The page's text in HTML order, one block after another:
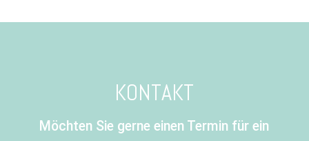
KONTAKT
Möchten Sie gerne einen Termin für ein